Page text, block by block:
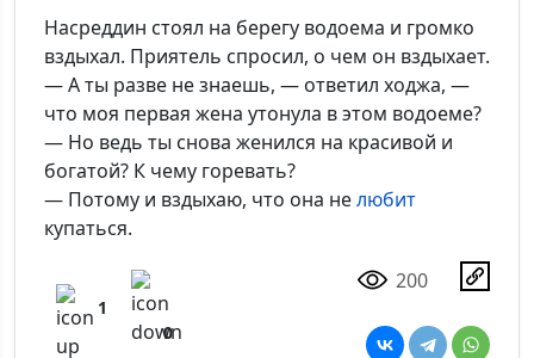
Насреддин стоял на берегу водоема и громко
вздыхал. Приятель спросил, о чем он вздыхает.
— А ты разве не знаешь, — ответил ходжа, —
что моя первая жена утонула в этом водоеме?
— Но ведь ты снова женился на красивой и
богатой? К чему горевать?
— Потому и вздыхаю, что она нелюбит
купаться.
1
0
200